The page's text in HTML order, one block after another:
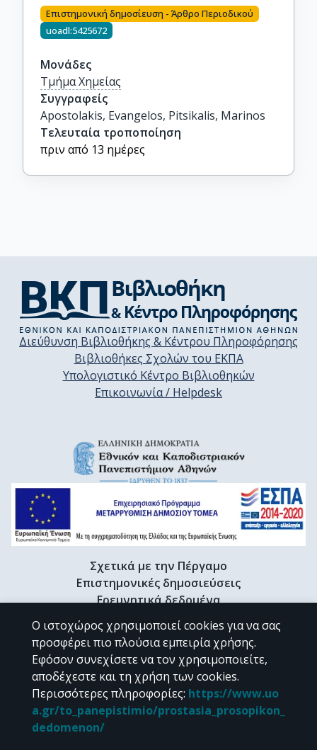
initiators: a core first approach
Επιστημονική δημοσίευση - Άρθρο Περιοδικού
uoadl:5425672
Μονάδες
Τμήμα Χημείας
Συγγραφείς
Apostolakis, Evangelos, Pitsikalis, Marinos
Τελευταία τροποποίηση
πριν από 13 ημέρες
Διεύθυνση Βιβλιοθήκης & Κέντρου Πληροφόρησης
Βιβλιοθήκες Σχολών του ΕΚΠΑ
Υπολογιστικό Κέντρο Βιβλιοθηκών
Επικοινωνία / Helpdesk
Σχετικά με την Πέργαμο
Επιστημονικές δημοσιεύσεις
Ερευνητικά δεδομένα
Διδακτορικές διατριβές & Γκρίζα βιβλιογραφία
Προφίλ Ερευνητή
CC BY-NC 4.0
Εκτός αν αναφέρεται διαφορετικά, το υλικό της "Περγάμου" διατίθεται
Ο ιστοχώρος χρησιμοποιεί cookies για να σας
προσφέρει πιο πλούσια εμπειρία χρήσης.
Εφόσον συνεχίσετε να τον χρησιμοποιείτε,
αποδέχεστε και τη χρήση των cookies.
Περισσότερες πληροφορίες: https://www.uo
a.gr/to_panepistimio/prostasia_prosopikon_
dedomenon/